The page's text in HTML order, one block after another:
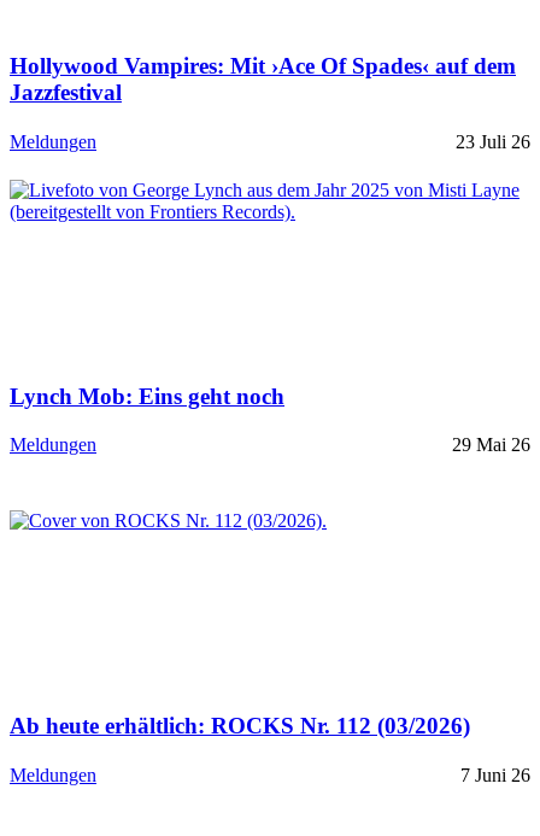
Hollywood Vampires: Mit ›Ace Of Spades‹ auf dem
Jazzfestival
Meldungen 23 Juli 26
Lynch Mob: Eins geht noch
Meldungen 29 Mai 26
Ab heute erhältlich: ROCKS Nr. 112 (03/2026)
Meldungen 7 Juni 26